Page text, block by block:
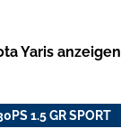
Yaris anzeigen
1.5 GR SPORT